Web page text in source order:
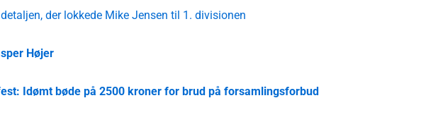
der lokkede Mike Jensen til 1. divisionen
Højer
Idømt bøde på 2500 kroner for brud på forsamlingsforbud